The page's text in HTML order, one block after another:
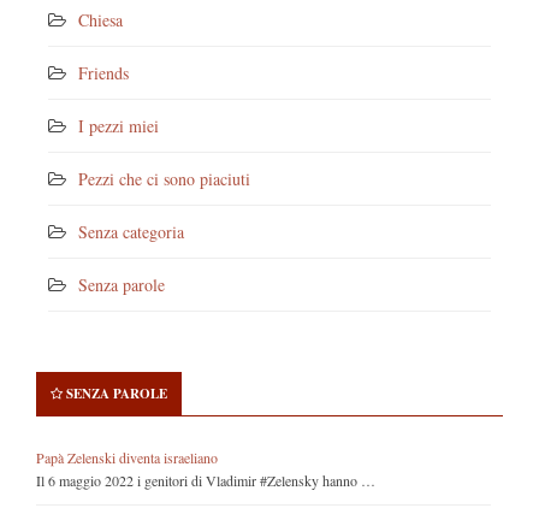
Chiesa
Friends
I pezzi miei
Pezzi che ci sono piaciuti
Senza categoria
Senza parole
SENZA PAROLE
Papà Zelenski diventa israeliano
Il 6 maggio 2022 i genitori di Vladimir #Zelensky hanno …